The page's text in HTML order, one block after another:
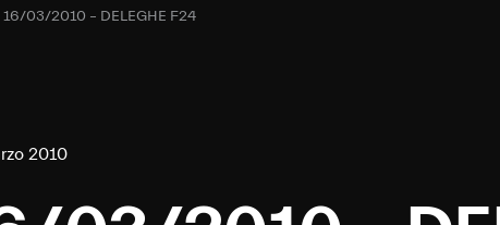
Current:
16/03/2010 – DELEGHE F24
2010